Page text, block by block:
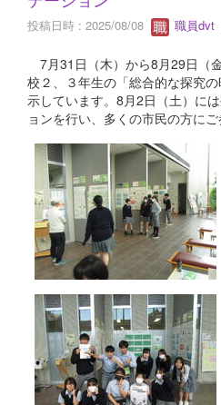
投稿日時 : 2025/08/08 職員dvt
7月31日（木）から8月29日（
校２、３年生の「総合的な探究
示しています。8月2日（土）に
ョンを行い、多くの市民の方にご